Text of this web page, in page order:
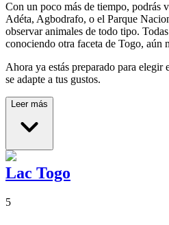
Con un poco más de tiempo, podrás
Adéta, Agbodrafo, o el Parque
observar animales de todo tipo.
conociendo otra faceta de Togo, aún
Ahora ya estás preparado para
se adapte a tus gustos.
Leer más
Lac Togo
5